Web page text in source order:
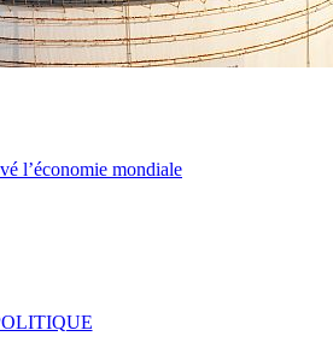
l’économie mondiale